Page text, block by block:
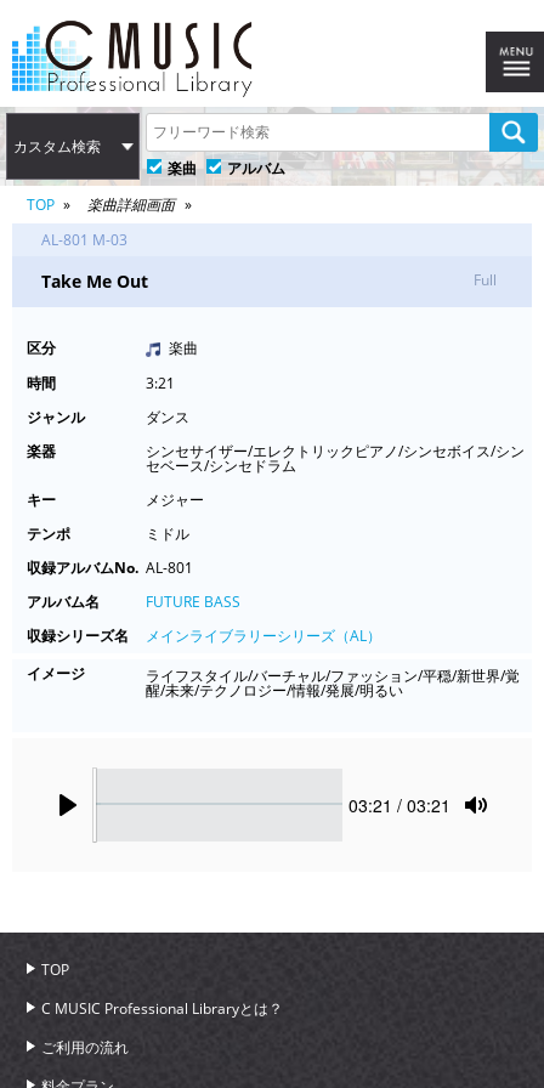
カスタム検索
楽曲
アルバム
TOP
楽曲詳細画面
AL-801 M-03
Take Me Out Full
区分
楽曲
時間
3:21
ジャンル
ダンス
楽器
シンセサイザー/エレクトリックピアノ/シンセボイス/シン
セベース/シンセドラム
キー
メジャー
テンポ
ミドル
収録アルバムNo. AL-801
アルバム名
FUTURE BASS
収録シリーズ名
メインライブラリーシリーズ（AL）
イメージ
ライフスタイル/バーチャル/ファッション/平穏/新世界/覚
醒/未来/テクノロジー/情報/発展/明るい
Current
03:21 / 03:21
TOP
C MUSIC Professional Libraryとは？
ご利用の流れ